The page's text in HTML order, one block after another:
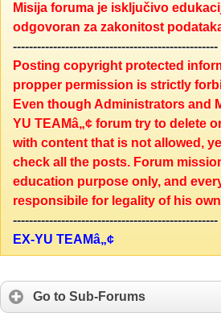
Misija foruma je isključivo
odgovoran za zakonitost
---------------------------------------------------
Posting copyright protected
propper permission is strictly
Even though Administrators and
YU TEAMâ„¢ forum try to delete
with content that is not allowed,
check all the posts. Forum
education purpose only, and
responsibile for legality of his
---------------------------------------------------
EX-YU TEAMâ„¢
Go to Sub-Forums